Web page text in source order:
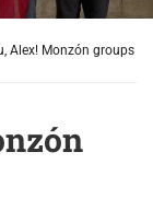
Alex! Monzón groups